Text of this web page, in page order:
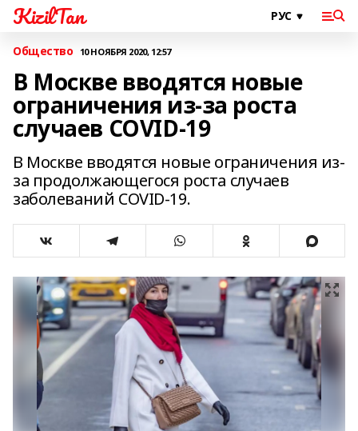
KizilTan
Общество 10 НОЯБРЯ 2020, 12:57
В Москве вводятся новые
ограничения из-за роста
случаев COVID-19
В Москве вводятся новые ограничения из-
за продолжающегося роста случаев
заболеваний COVID-19.